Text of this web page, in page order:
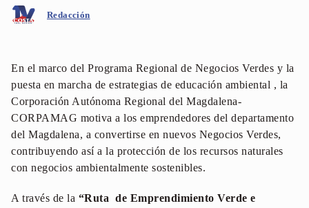
Redacción
En el marco del Programa Regional de Negocios Verdes y la
puesta en marcha de estrategias de educación ambiental , la
Corporación Autónoma Regional del Magdalena-
CORPAMAG motiva a los emprendedores del departamento
del Magdalena, a convertirse en nuevos Negocios Verdes,
contribuyendo así a la protección de los recursos naturales
con negocios ambientalmente sostenibles.
A través de la “Ruta de Emprendimiento Verde e